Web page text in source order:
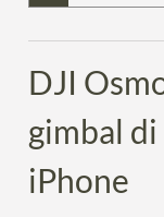
DJI
gimbal
iPhone